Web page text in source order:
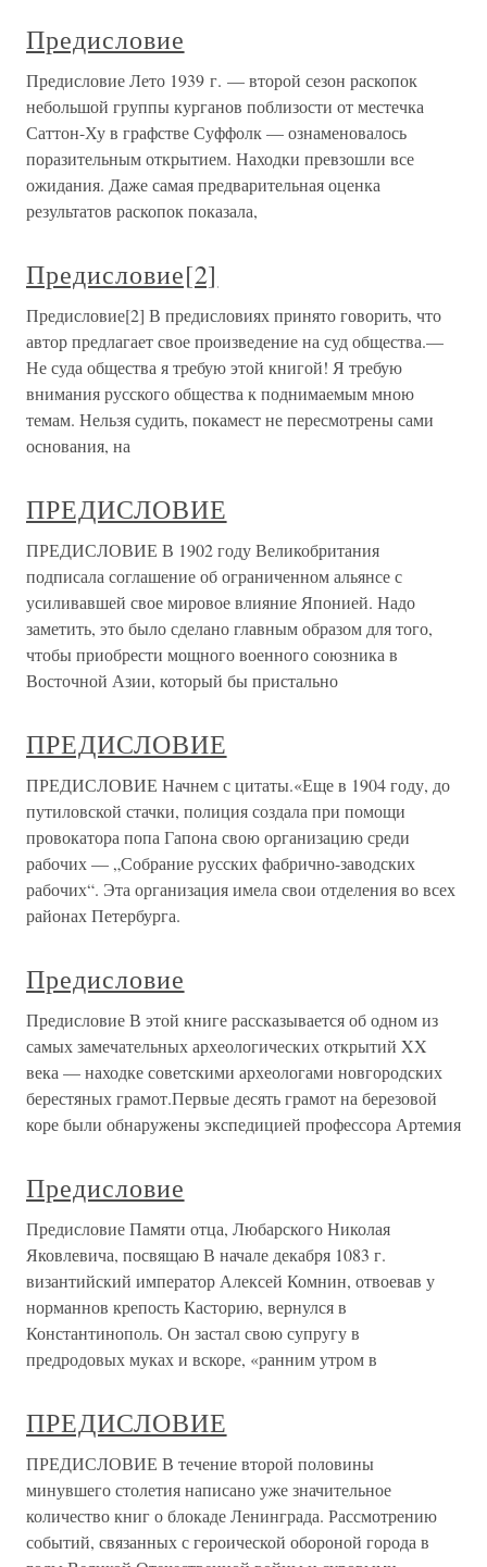
Предисловие
Предисловие Лето 1939 г. — второй сезон раскопок
небольшой группы курганов поблизости от местечка
Саттон-Ху в графстве Суффолк — ознаменовалось
поразительным открытием. Находки превзошли все
ожидания. Даже самая предварительная оценка
результатов раскопок показала,
Предисловие[2]
Предисловие[2] В предисловиях принято говорить, что
автор предлагает свое произведение на суд общества.—
Не суда общества я требую этой книгой! Я требую
внимания русского общества к поднимаемым мною
темам. Нельзя судить, покамест не пересмотрены сами
основания, на
ПРЕДИСЛОВИЕ
ПРЕДИСЛОВИЕ В 1902 году Великобритания
подписала соглашение об ограниченном альянсе с
усиливавшей свое мировое влияние Японией. Надо
заметить, это было сделано главным образом для того,
чтобы приобрести мощного военного союзника в
Восточной Азии, который бы пристально
ПРЕДИСЛОВИЕ
ПРЕДИСЛОВИЕ Начнем с цитаты.«Еще в 1904 году, до
путиловской стачки, полиция создала при помощи
провокатора попа Гапона свою организацию среди
рабочих — „Собрание русских фабрично-заводских
рабочих“. Эта организация имела свои отделения во всех
районах Петербурга.
Предисловие
Предисловие В этой книге рассказывается об одном из
самых замечательных археологических открытий XX
века — находке советскими археологами новгородских
берестяных грамот.Первые десять грамот на березовой
коре были обнаружены экспедицией профессора Артемия
Предисловие
Предисловие Памяти отца, Любарского Николая
Яковлевича, посвящаю В начале декабря 1083 г.
византийский император Алексей Комнин, отвоевав у
норманнов крепость Касторию, вернулся в
Константинополь. Он застал свою супругу в
предродовых муках и вскоре, «ранним утром в
ПРЕДИСЛОВИЕ
ПРЕДИСЛОВИЕ В течение второй половины
минувшего столетия написано уже значительное
количество книг о блокаде Ленинграда. Рассмотрению
событий, связанных с героической обороной города в